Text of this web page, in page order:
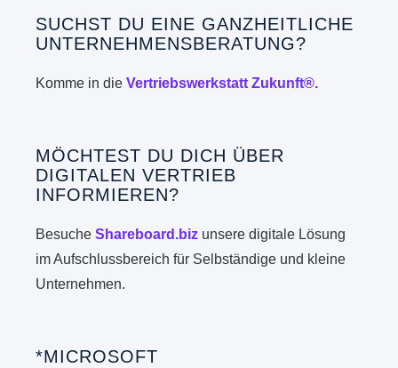
SUCHST DU EINE GANZHEITLICHE
UNTERNEHMENSBERATUNG?
Komme in dieVertriebswerkstatt Zukunft®.
MÖCHTEST DU DICH ÜBER
DIGITALEN VERTRIEB
INFORMIEREN?
BesucheShareboard.biz unsere digitale Lösung
im Aufschlussbereich für Selbständige und kleine
Unternehmen.
*MICROSOFT